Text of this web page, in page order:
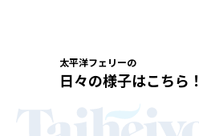
太平洋フェリーの
日々の様子はこちら！